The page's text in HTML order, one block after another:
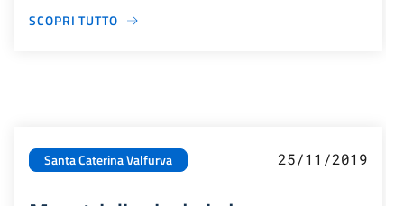
SCOPRI TUTTO
Santa Caterina Valfurva 25/11/2019